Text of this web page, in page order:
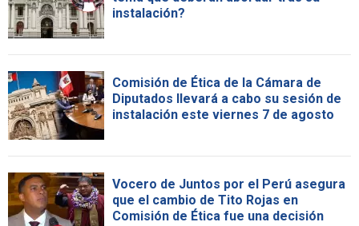
instalación?
Comisión de Ética de la Cámara de
Diputados llevará a cabo su sesión de
instalación este viernes 7 de agosto
Vocero de Juntos por el Perú asegura
que el cambio de Tito Rojas en
Comisión de Ética fue una decisión